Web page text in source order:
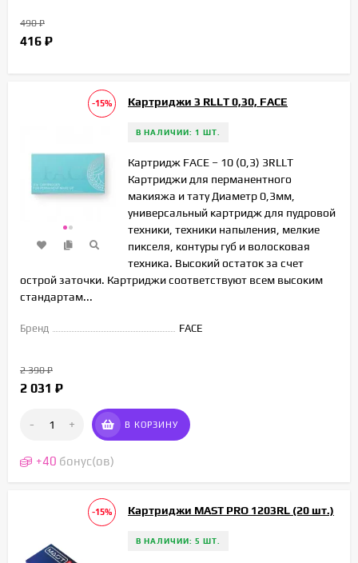
490₽
416 ₽
-15% Картриджи 3 RLLT 0,30, FACE
В НАЛИЧИИ: 1 ШТ.
Картридж FACE – 10 (0,3) 3RLLT
Картриджи для перманентного
макияжа и тату Диаметр 0,3мм,
универсальный картридж для пудровой
техники, техники напыления, мелкие
пикселя, контуры губ и волосковая
техника. Высокий остаток за счет
острой заточки. Картриджи соответствуют всем высоким
стандартам...
Бренд FACE
2 390₽
2 031 ₽
- + В КОРЗИНУ
+40 бонус(ов)
-15% Картриджи MAST PRO 1203RL (20 шт.)
В НАЛИЧИИ: 5 ШТ.